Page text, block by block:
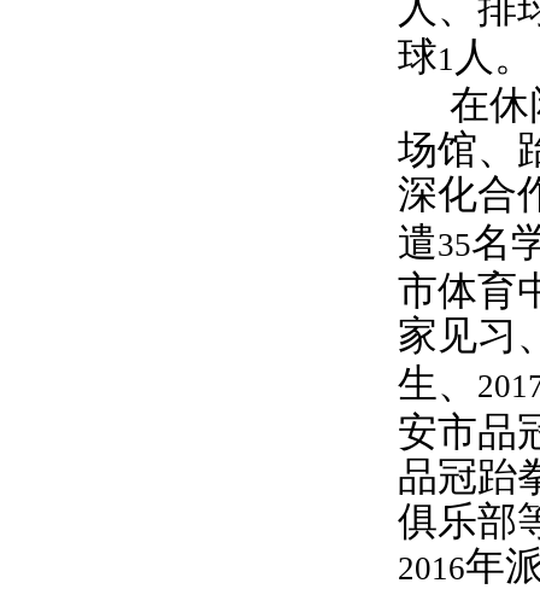
球1 人。
在休
场馆、
深化合
遣35名
市体育
家见习
生、
安市品
品冠跆
俱乐部
2016年